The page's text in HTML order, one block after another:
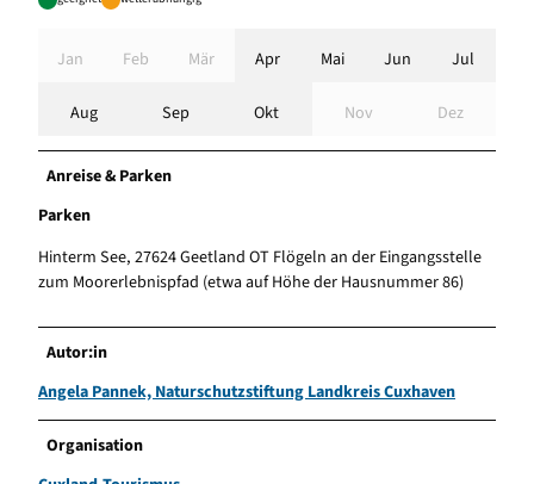
Jan Feb Mär Apr Mai Jun Jul
Aug Sep Okt Nov Dez
Anreise & Parken
Parken
Hinterm See, 27624 Geetland OT Flögeln an der Eingangsstelle
zum Moorerlebnispfad (etwa auf Höhe der Hausnummer 86)
Autor:in
Angela Pannek, Naturschutzstiftung Landkreis Cuxhaven
Organisation